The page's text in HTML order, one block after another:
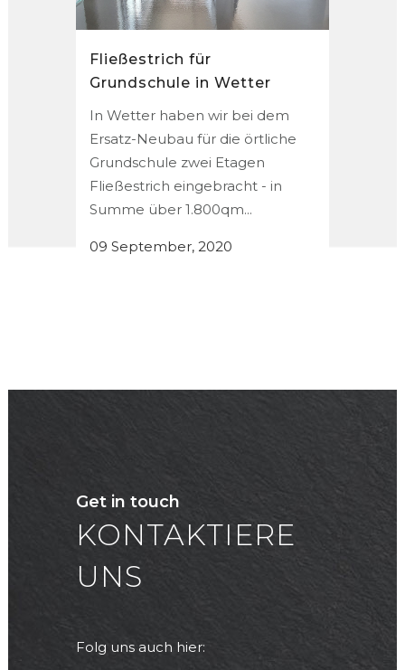
Fließestrich für
Grundschule in Wetter
In Wetter haben wir bei dem
Ersatz-Neubau für die örtliche
Grundschule zwei Etagen
Fließestrich eingebracht - in
Summe über 1.800qm...
09 September, 2020
Get in touch
KONTAKTIERE
UNS
Folg uns auch hier: